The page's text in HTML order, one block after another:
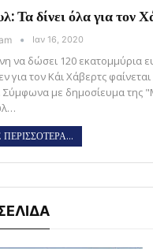
Τα δίνει όλα για τον
Ιαν 16, 2020
να δώσει 120 εκατομμύρια
για τον Κάι Χάβερτς φαίνεται
Σύμφωνα με δημοσίευμα της